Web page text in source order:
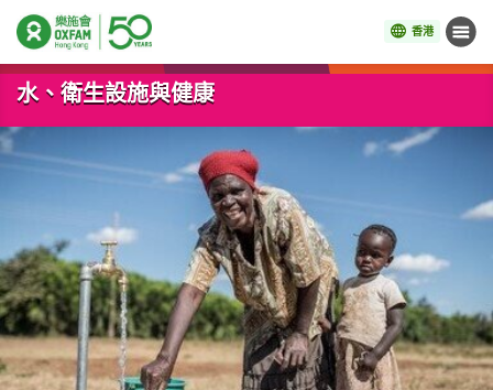
香港 目錄
開始主要內容
水、衛生設施與健康